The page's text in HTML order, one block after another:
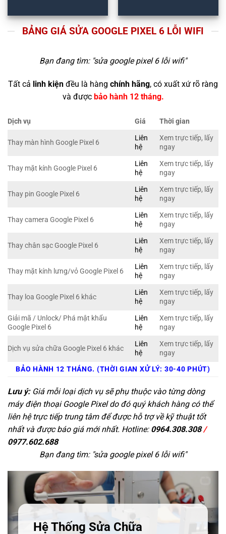
BẢNG GIÁ SỬA GOOGLE PIXEL 6 LỖI WIFI
Bạn đang tìm: "sửa google pixel 6 lỗi wifi"
Tất cả linh kiện đều là hàng chính hãng, có xuất xứ rõ ràng
và được bảo hành 12 tháng.
Dịch vụ Giá Thời gian
Thay màn hình Google Pixel 6
Liên
hệ
Xem trực tiếp, lấy
ngay
Thay mặt kính Google Pixel 6
Liên
hệ
Xem trực tiếp, lấy
ngay
Thay pin Google Pixel 6
Liên
hệ
Xem trực tiếp, lấy
ngay
Thay camera Google Pixel 6
Liên
hệ
Xem trực tiếp, lấy
ngay
Thay chân sạc Google Pixel 6
Liên
hệ
Xem trực tiếp, lấy
ngay
Thay mặt kính lưng/vỏ Google Pixel 6
Liên
hệ
Xem trực tiếp, lấy
ngay
Thay loa Google Pixel 6 khác
Liên
hệ
Xem trực tiếp, lấy
ngay
Giải mã / Unlock/ Phá mật khẩu
Google Pixel 6
Liên
hệ
Xem trực tiếp, lấy
ngay
Dịch vụ sửa chữa Google Pixel 6 khác
Liên
hệ
Xem trực tiếp, lấy
ngay
BẢO HÀNH 12 THÁNG. (THỜI GIAN XỬ LÝ: 30-40 PHÚT)
Lưu ý:Giá mỗi loại dịch vụ sẽ phụ thuộc vào từng dòng
máy điện thoại Google Pixel do đó quý khách hàng có thể
liên hệ trực tiếp trung tâm để được hỗ trợ về kỹ thuật tốt
nhất và được báo giá mới nhất. Hotline: 0964.308.308/
0977.602.688
Bạn đang tìm: "sửa google pixel 6 lỗi wifi"
Hệ Thống Sửa Chữa